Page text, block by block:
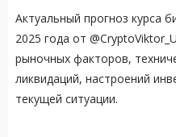
Актуальный прогноз курса
2025 года от
рыночных факторов,
ликвидаций, настроений
текущей ситуации.